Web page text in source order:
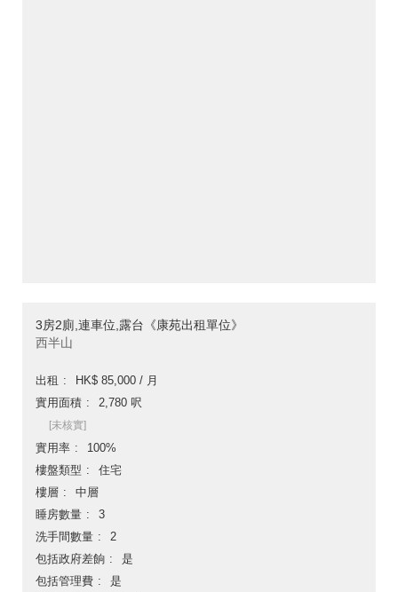
3房2廁,連車位,露台《康苑出租單位》
西半山
出租
HK$ 85,000 / 月
實用面積
2,780 呎
[未核實]
實用率
100%
樓盤類型
住宅
樓層
中層
睡房數量
3
洗手間數量
2
包括政府差餉
是
包括管理費
是